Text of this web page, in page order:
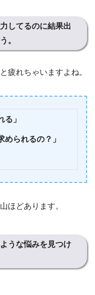
してるのに結果出
。
疲れちゃいますよね。
る」
められるの？」
ほどあります。
うな悩みを見つけ